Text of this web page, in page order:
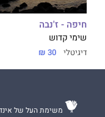
חיפה - ז'נבה
שימי קדוש
דיגיטלי 30 ₪
משימת העל של